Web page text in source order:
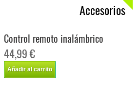
Accesorios
Control remoto inalámbrico
44,99 €
Añadir al carrito